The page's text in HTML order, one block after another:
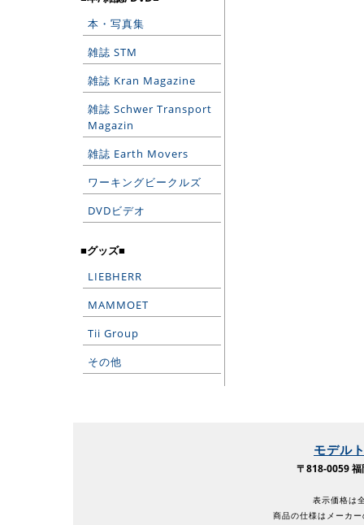
本・写真集
雑誌 STM
雑誌 Kran Magazine
雑誌 Schwer Transport
Magazin
雑誌 Earth Movers
ワーキングビークルズ
DVDビデオ
■グッズ■
LIEBHERR
MAMMOET
Tii Group
その他
モデル
〒818-0059
表示価格は
商品の仕様はメーカ